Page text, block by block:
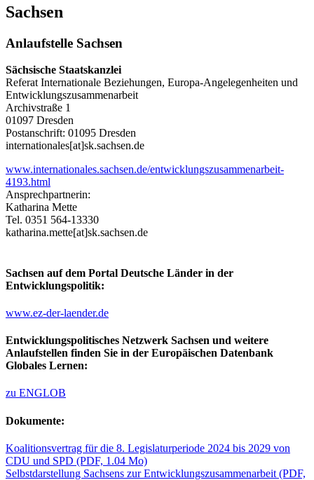
Sachsen
Anlaufstelle Sachsen
Sächsische Staatskanzlei
Referat Internationale Beziehungen, Europa-Angelegenheiten und
Entwicklungszusammenarbeit
Archivstraße 1
01097 Dresden
Postanschrift: 01095 Dresden
internationales[at]sk.sachsen.de
www.internationales.sachsen.de/entwicklungszusammenarbeit-
4193.html
Ansprechpartnerin:
Katharina Mette
Tel. 0351 564-13330
katharina.mette[at]sk.sachsen.de
Sachsen auf dem Portal Deutsche Länder in der
Entwicklungspolitik:
www.ez-der-laender.de
Entwicklungspolitisches Netzwerk Sachsen und weitere
Anlaufstellen finden Sie in der Europäischen Datenbank
Globales Lernen:
zu ENGLOB
Dokumente:
Koalitionsvertrag für die 8. Legislaturperiode 2024 bis 2029 von
CDU und SPD (PDF, 1.04 Mo)
Selbstdarstellung Sachsens zur Entwicklungszusammenarbeit (PDF,